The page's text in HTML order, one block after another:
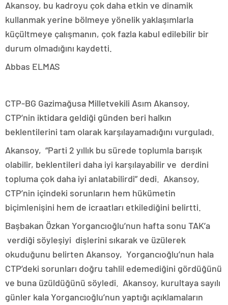
Akansoy, bu kadroyu çok daha etkin ve dinamik
kullanmak yerine bölmeye yönelik yaklaşımlarla
küçültmeye çalışmanın, çok fazla kabul edilebilir bir
durum olmadığını kaydetti.
Abbas ELMAS
CTP-BG Gazimağusa Milletvekili Asım Akansoy,
CTP’nin iktidara geldiği günden beri halkın
beklentilerini tam olarak karşılayamadığını vurguladı.
Akansoy, “Parti 2 yıllık bu sürede toplumla barışık
olabilir, beklentileri daha iyi karşılayabilir ve derdini
topluma çok daha iyi anlatabilirdi” dedi. Akansoy,
CTP’nin içindeki sorunların hem hükümetin
biçimlenişini hem de icraatları etkilediğini belirtti.
Başbakan Özkan Yorgancıoğlu’nun hafta sonu TAK’a
verdiği söyleşiyi dişlerini sıkarak ve üzülerek
okuduğunu belirten Akansoy, Yorgancıoğlu’nun hala
CTP’deki sorunları doğru tahlil edemediğini gördüğünü
ve buna üzüldüğünü söyledi. Akansoy, kurultaya sayılı
günler kala Yorgancıoğlu’nun yaptığı açıklamaların